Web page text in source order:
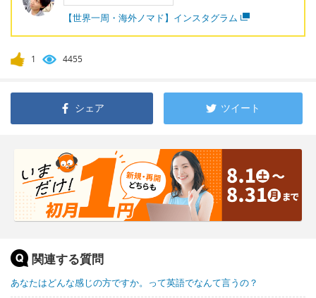
【世界一周・海外ノマド】インスタグラム
1 4455
シェア ツイート
関連する質問
あなたはどんな感じの方ですか。って英語でなんて言うの？